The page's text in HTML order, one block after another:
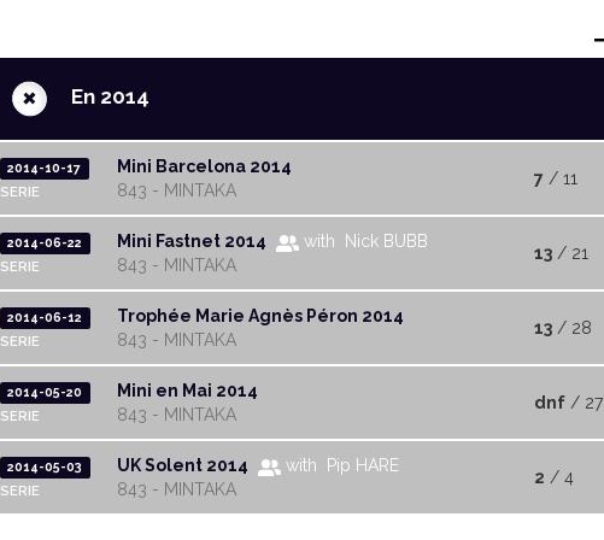
+ En 2014
2014-10-17
SERIE
Mini Barcelona 2014
843 - MINTAKA
7 / 11
2014-06-22
SERIE
Mini Fastnet 2014
with Nick BUBB
843 - MINTAKA
13 / 21
2014-06-12
SERIE
Trophée Marie Agnès Péron 2014
843 - MINTAKA
13 / 28
2014-05-20
SERIE
Mini en Mai 2014
843 - MINTAKA
dnf / 27
2014-05-03
SERIE
UK Solent 2014
with Pip HARE
843 - MINTAKA
2 / 4